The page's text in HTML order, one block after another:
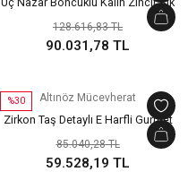
Yeşil Altın Bileklik
128.616,83 TL
90.031,78 TL
%30 Altınöz Mücevherat
Zirkon Taş Detaylı E Harfli Gurmet
Zincir Yeşil Altın Bileklik
85.040,28 TL
59.528,19 TL